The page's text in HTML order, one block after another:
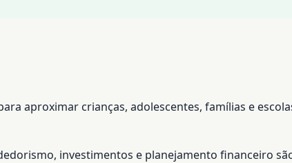
aproximar crianças, adolescentes, famílias e
investimentos e planejamento financeiro